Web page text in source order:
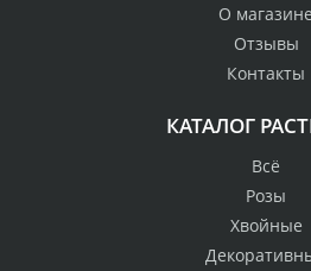
О магазине
Отзывы
Контакты
КАТАЛОГ
Всё
Розы
Хвойные